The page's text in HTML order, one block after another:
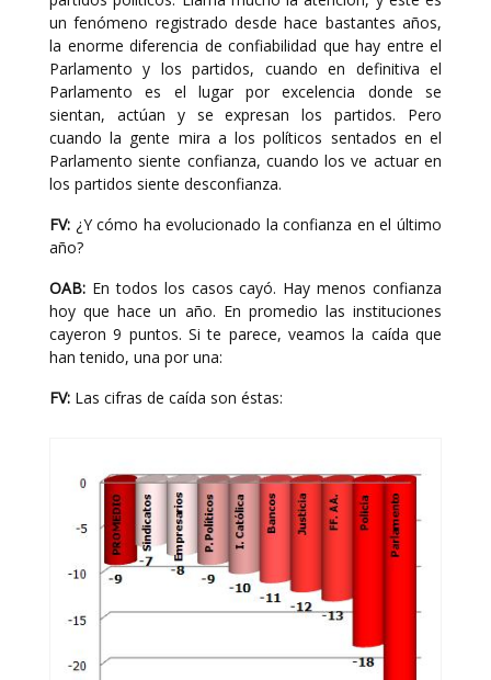
un fenómeno registrado desde hace bastantes años,
la enorme diferencia de confiabilidad que hay entre el
Parlamento y los partidos, cuando en definitiva el
Parlamento es el lugar por excelencia donde se
sientan, actúan y se expresan los partidos. Pero
cuando la gente mira a los políticos sentados en el
Parlamento siente confianza, cuando los ve actuar en
los partidos siente desconfianza.
FV: ¿Y cómo ha evolucionado la confianza en el último
año?
OAB: En todos los casos cayó. Hay menos confianza
hoy que hace un año. En promedio las instituciones
cayeron 9 puntos. Si te parece, veamos la caída que
han tenido, una por una:
FV: Las cifras de caída son éstas: